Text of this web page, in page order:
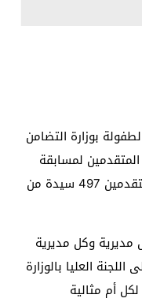
بوزارة التضامن
لمسابقة
“الأم المثالية” لهذا العام بلغ عدد المتقدمين 497 سيدة من
وكل مديرية
العليا بالوزارة
أم مثالية